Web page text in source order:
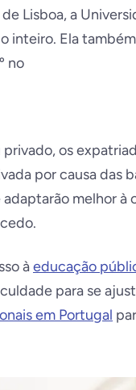
Lisboa, a
inteiro. Ela
no
os
por causa das
melhor
àeducação
para se
em Portugal